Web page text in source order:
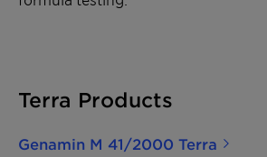
Terra Products
Genamin M 41/2000 Terra